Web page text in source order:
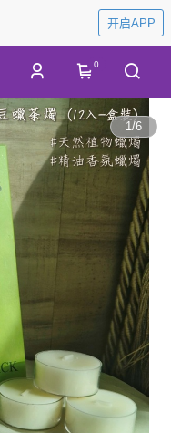
开启APP
0
1/6